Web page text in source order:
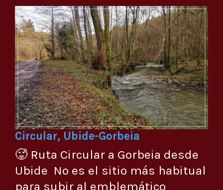
Circular, Ubide-Gorbeia
🥵 Ruta Circular a Gorbeia desde
Ubide No es el sitio más habitual
para subir al emblemático